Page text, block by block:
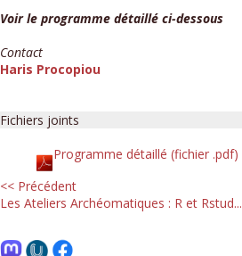
Voir le programme détaillé ci-dessous
Contact
Haris Procopiou
Fichiers joints
Programme détaillé (fichier .pdf)
<< Précédent
Les Ateliers Archéomatiques : R et Rstud...